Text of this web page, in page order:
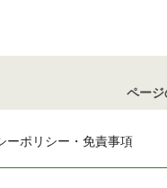
ページ
ーポリシー・免責事項